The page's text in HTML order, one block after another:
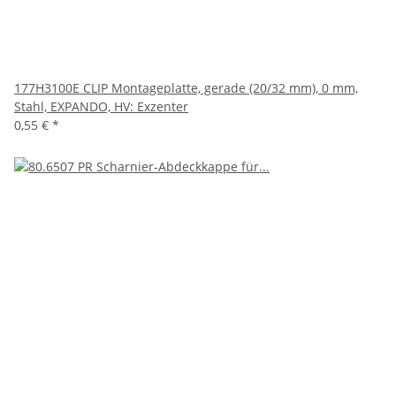
177H3100E CLIP Montageplatte, gerade (20/32 mm), 0 mm,
Stahl, EXPANDO, HV: Exzenter
0,55 € *